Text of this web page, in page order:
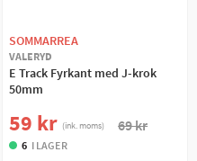
SOMMARREA
VALERYD
E Track Fyrkant med J-krok
50mm
59 kr (ink. moms) 69 kr
6 I LAGER